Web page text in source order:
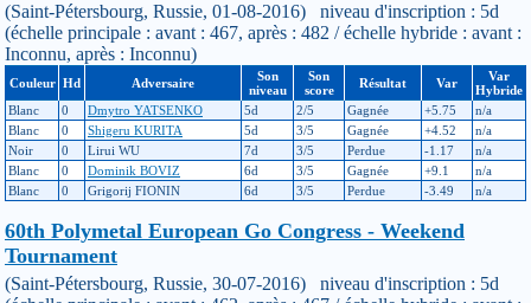
(Saint-Pétersbourg, Russie, 01-08-2016) niveau d'inscription : 5d
(échelle principale : avant : 467, après : 482 / échelle hybride : avant :
Inconnu, après : Inconnu)
Couleur Hd Adversaire
Son
niveau
Son
score
Résultat Var
Var
Hybride
Blanc
0 Dmytro YATSENKO 5d 2/5 Gagnée +5.75
n/a
Blanc
0 Shigeru KURITA 5d 3/5 Gagnée +4.52
n/a
Noir
0 Lirui WU 7d 3/5 Perdue -1.17
n/a
Blanc
0 Dominik BOVIZ 6d 3/5 Gagnée +9.1
n/a
Blanc
0 Grigorij FIONIN 6d 3/5 Perdue -3.49 n/a
60th Polymetal European Go Congress - Weekend
Tournament
(Saint-Pétersbourg, Russie, 30-07-2016) niveau d'inscription : 5d